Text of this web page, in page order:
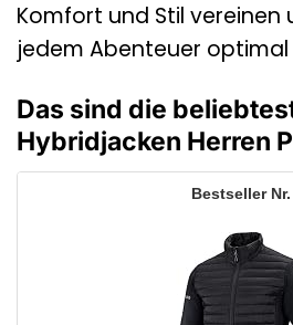
Komfort und Stil vereinen
jedem Abenteuer optimal
Das sind die
Hybridjacken Herren